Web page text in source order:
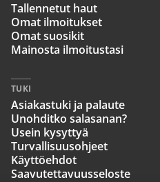
Tallennetut haut
Omat ilmoitukset
Omat suosikit
Mainosta ilmoitustasi
TUKI
Asiakastuki ja palaute
Unohditko salasanan?
Usein kysyttyä
Turvallisuusohjeet
Käyttöehdot
Saavutettavuusseloste